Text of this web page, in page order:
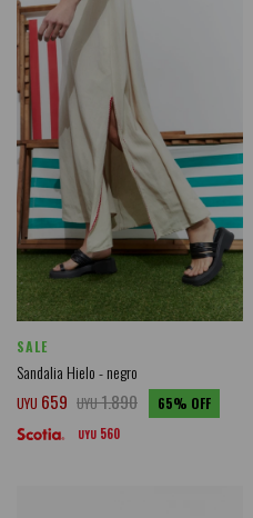
SALE
Sandalia Hielo - negro
UYU 659 UYU1.890 65
UYU 560